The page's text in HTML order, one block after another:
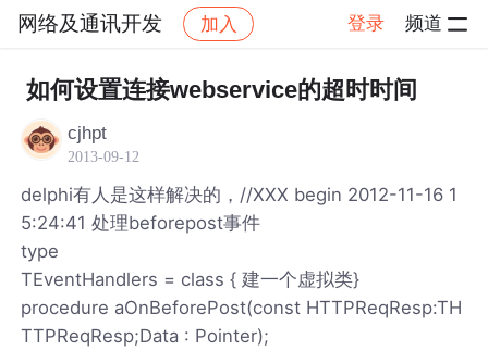
网络及通讯开发 加入 登录 频道
社区 网络及通讯开发 帖子详情
如何设置连接webservice的超时时间
cjhpt
2013-09-12
delphi有人是这样解决的，//XXX begin 2012-11-16 1
5:24:41 处理beforepost事件
type
TEventHandlers = class { 建一个虚拟类}
procedure aOnBeforePost(const HTTPReqResp:TH
TTPReqResp;Data : Pointer);